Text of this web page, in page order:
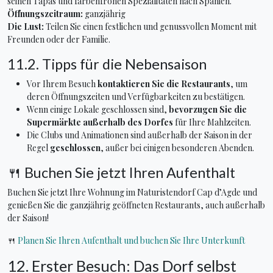
Öffnungszeitraum: ganzjährig
Die Lust: Teilen Sie einen festlichen und genussvollen Moment mit
Freunden oder der Familie.
11.2. Tipps für die Nebensaison
Vor Ihrem Besuchkontaktieren Sie die Restaurants, um
deren Öffnungszeiten und Verfügbarkeiten zu bestätigen.
Wenn einige Lokale geschlossen sind, bevorzugen Sie die
Supermärkte außerhalb des Dorfes für Ihre Mahlzeiten.
Die Clubs und Animationen sind außerhalb der Saison in der
Regel geschlossen, außer bei einigen besonderen Abenden.
🍴 Buchen Sie jetzt Ihren Aufenthalt
Buchen Sie jetzt Ihre Wohnung im Naturistendorf Cap d’Agde und
genießen Sie die ganzjährig geöffneten Restaurants, auch außerhalb
der Saison!
🍴 Planen Sie Ihren Aufenthalt und buchen Sie Ihre Unterkunft
12. Erster Besuch: Das Dorf selbst